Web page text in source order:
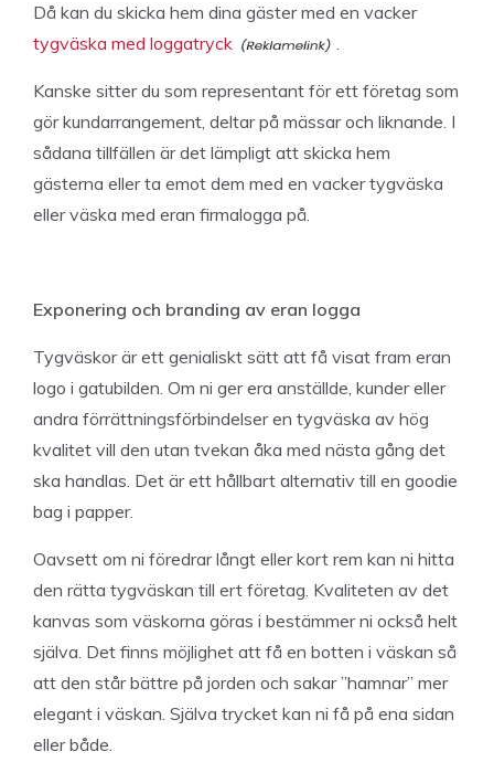
Då kan du skicka hem dina gäster med en vacker
tygväska med loggatryck
.
Kanske sitter du som representant för ett företag som
gör kundarrangement, deltar på mässar och liknande. I
sådana tillfällen är det lämpligt att skicka hem
gästerna eller ta emot dem med en vacker tygväska
eller väska med eran firmalogga på.
Exponering och branding av eran logga
Tygväskor är ett genialiskt sätt att få visat fram eran
logo i gatubilden. Om ni ger era anställde, kunder eller
andra förrättningsförbindelser en tygväska av hög
kvalitet vill den utan tvekan åka med nästa gång det
ska handlas. Det är ett hållbart alternativ till en goodie
bag i papper.
Oavsett om ni föredrar långt eller kort rem kan ni hitta
den rätta tygväskan till ert företag. Kvaliteten av det
kanvas som väskorna göras i bestämmer ni också helt
själva. Det finns möjlighet att få en botten i väskan så
att den står bättre på jorden och sakar ”hamnar” mer
elegant i väskan. Själva trycket kan ni få på ena sidan
eller både.